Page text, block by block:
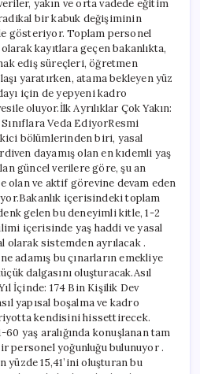
yakın ve orta vadede eğitim
bir kabuk değişiminin
gösteriyor. Toplam personel
kayıtlara geçen bakanlıkta,
ediş süreçleri, öğretmen
yaratırken, atama bekleyen yüz
için de yepyeni kadro
oluyor.İlk Ayrılıklar Çok Yakın:
Veda EdiyorResmi
bölümlerinden biri, yasal
dayamış olan en kıdemli yaş
güncel verilere göre, şu an
olan ve aktif görevine devam eden
içerisindeki toplam
gelen bu deneyimli kitle, 1-2
içerisinde yaş haddi ve yasal
olarak sistemden ayrılacak .
adamış bu çınarların emekliye
dalgasını oluşturacak.Asıl
İçinde: 174 Bin Kişilik Dev
yapısal boşalma ve kadro
kendisini hissettirecek.
yaş aralığında konuşlanan tam
personel yoğunluğu bulunuyor .
yüzde 15,41’ini oluşturan bu